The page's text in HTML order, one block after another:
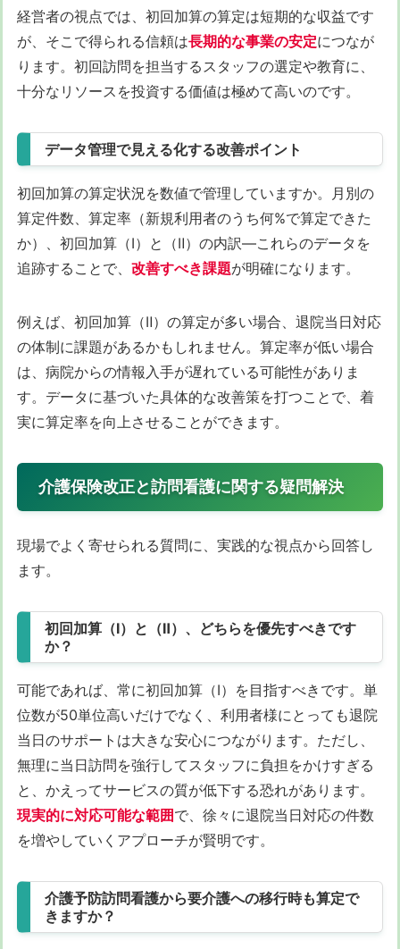
経営者の視点では、初回加算の算定は短期的な収益です
が、そこで得られる信頼は長期的な事業の安定につなが
ります。初回訪問を担当するスタッフの選定や教育に、
十分なリソースを投資する価値は極めて高いのです。
データ管理で見える化する改善ポイント
初回加算の算定状況を数値で管理していますか。月別の
算定件数、算定率（新規利用者のうち何%で算定できた
か）、初回加算（Ⅰ）と（Ⅱ）の内訳—これらのデータを
追跡することで、 改善すべき課題が明確になります。
例えば、初回加算（Ⅱ）の算定が多い場合、退院当日対応
の体制に課題があるかもしれません。算定率が低い場合
は、病院からの情報入手が遅れている可能性がありま
す。データに基づいた具体的な改善策を打つことで、着
実に算定率を向上させることができます。
介護保険改正と訪問看護に関する疑問解決
現場でよく寄せられる質問に、実践的な視点から回答し
ます。
初回加算（Ⅰ）と（Ⅱ）、どちらを優先すべきです
か？
可能であれば、常に初回加算（Ⅰ）を目指すべきです。単
位数が50単位高いだけでなく、利用者様にとっても退院
当日のサポートは大きな安心につながります。ただし、
無理に当日訪問を強行してスタッフに負担をかけすぎる
と、かえってサービスの質が低下する恐れがあります。
現実的に対応可能な範囲で、徐々に退院当日対応の件数
を増やしていくアプローチが賢明です。
介護予防訪問看護から要介護への移行時も算定で
きますか？